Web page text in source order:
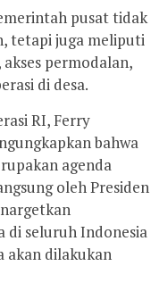
pusat tidak
tetapi juga meliputi
permodalan,
di desa.
RI, Ferry
bahwa
agenda
oleh Presiden
di seluruh Indonesia
akan dilakukan